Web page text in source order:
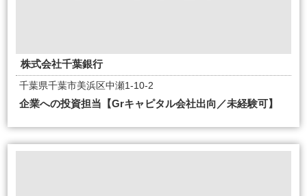
株式会社千葉銀行
千葉県千葉市美浜区中瀬1-10-2
企業への投資担当【Grキャピタル会社出向／未経験可】